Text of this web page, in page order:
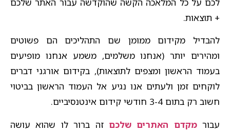
+ תוצאות.
להבדיל מקידום ממומן שם התהליכים הם פשוטים
ומהירים יותר (אנחנו משלמים, משמע אנחנו מופיעים
בעמוד הראשון ומצפים לתוצאות), בקידום אורגני דברים
לוקחים זמן ולעתים אנו נגיע אל העמוד הראשון בביטוי
חשוב רק בתום 3-4 חודשי קידום אינטנסיביים.
עבורמקדם האתרים שלכם זה ברור לו שהוא עושה